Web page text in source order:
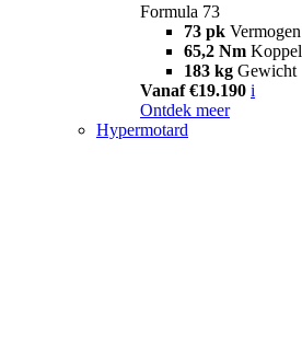
Formula 73
73 pk Vermogen
65,2 Nm Koppel
183 kg Gewicht
Vanaf €19.190 i
Ontdek meer
Hypermotard